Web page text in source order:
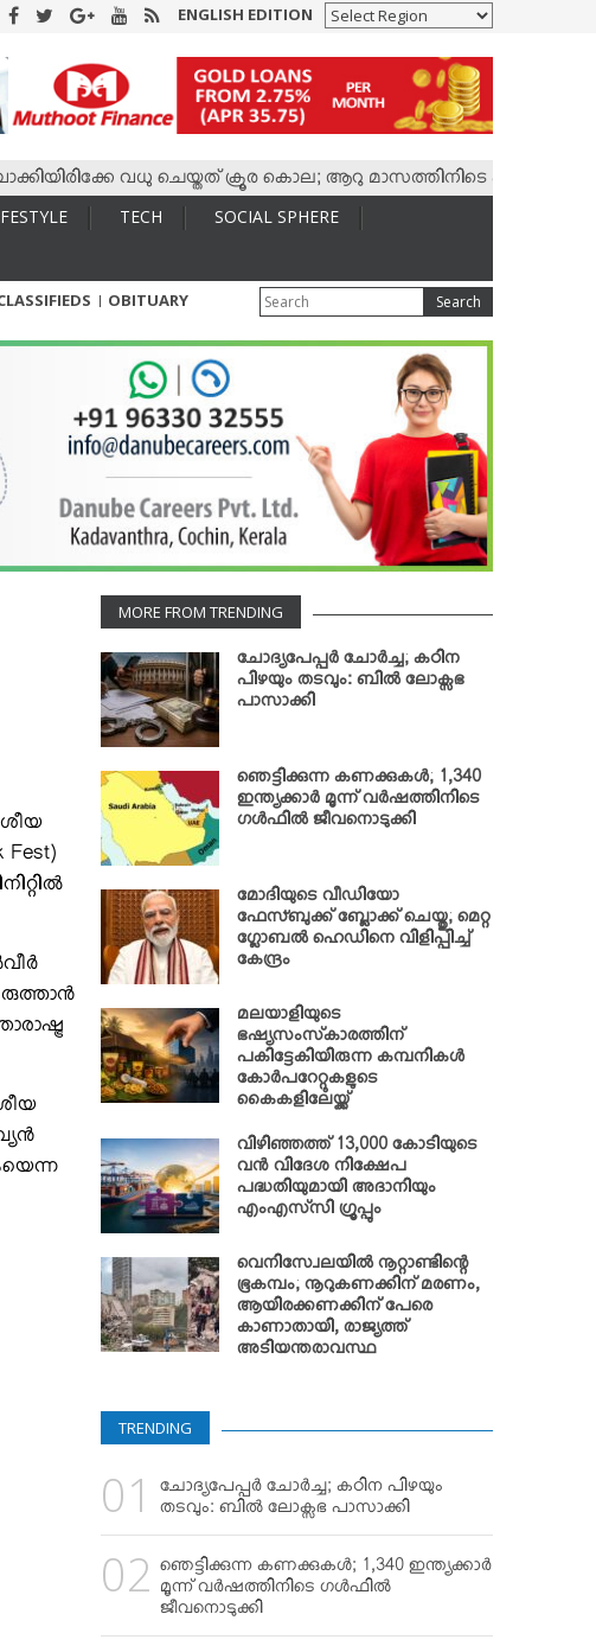
ENGLISH EDITION
വധു ചെയ്തത് ക്രൂര കൊല; ആറു മാസത്തിനിടെ കാമുകനുമായി
TECH
SOCIAL SPHERE
OBITUARY Search
MORE FROM TRENDING
ചോദ്യപേപ്പര്‍ ചോര്‍ച്ച; കഠിന
പിഴയും തടവും: ബില്‍ ലോക്സഭ
പാസാക്കി
ഞെട്ടിക്കുന്ന കണക്കുകള്‍; 1,340
ഇന്ത്യക്കാര്‍ മൂന്ന് വര്‍ഷത്തിനിടെ
ഗള്‍ഫില്‍ ജീവനൊടുക്കി
മോദിയുടെ വീഡിയോ
ഫേസ്ബുക്ക് ബ്ലോക്ക് ചെയ്തു; മെറ്റ
ഗ്ലോബല്‍ ഹെഡിനെ വിളിപ്പിച്ച്
കേന്ദ്രം
മലയാളിയുടെ
ഭഷ്യസംസ്‌കാരത്തിന്
പകിട്ടേകിയിരുന്ന കമ്പനികള്‍
കോര്‍പറേറ്റുകളുടെ
കൈകളിലേയ്ക്ക്
വിഴിഞ്ഞത്ത് 13,000 കോടിയുടെ
വന്‍ വിദേശ നിക്ഷേപ
പദ്ധതിയുമായി അദാനിയും
എംഎസ്‌സി ഗ്രൂപ്പും
വെനിസ്വേലയില്‍ നൂറ്റാണ്ടിന്റെ
ഭൂകമ്പം; നൂറുകണക്കിന് മരണം,
ആയിരക്കണക്കിന് പേരെ
കാണാതായി, രാജ്യത്ത്
അടിയന്തരാവസ്ഥ
TRENDING
ചോദ്യപേപ്പര്‍ ചോര്‍ച്ച; കഠിന പിഴയും
തടവും: ബില്‍ ലോക്സഭ പാസാക്കി
ഞെട്ടിക്കുന്ന കണക്കുകള്‍; 1,340 ഇന്ത്യക്കാര്‍
മൂന്ന് വര്‍ഷത്തിനിടെ ഗള്‍ഫില്‍
ജീവനൊടുക്കി